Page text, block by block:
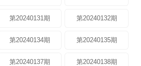
第20240131期 第20240132期
第20240134期 第20240135期
第20240137期 第20240138期